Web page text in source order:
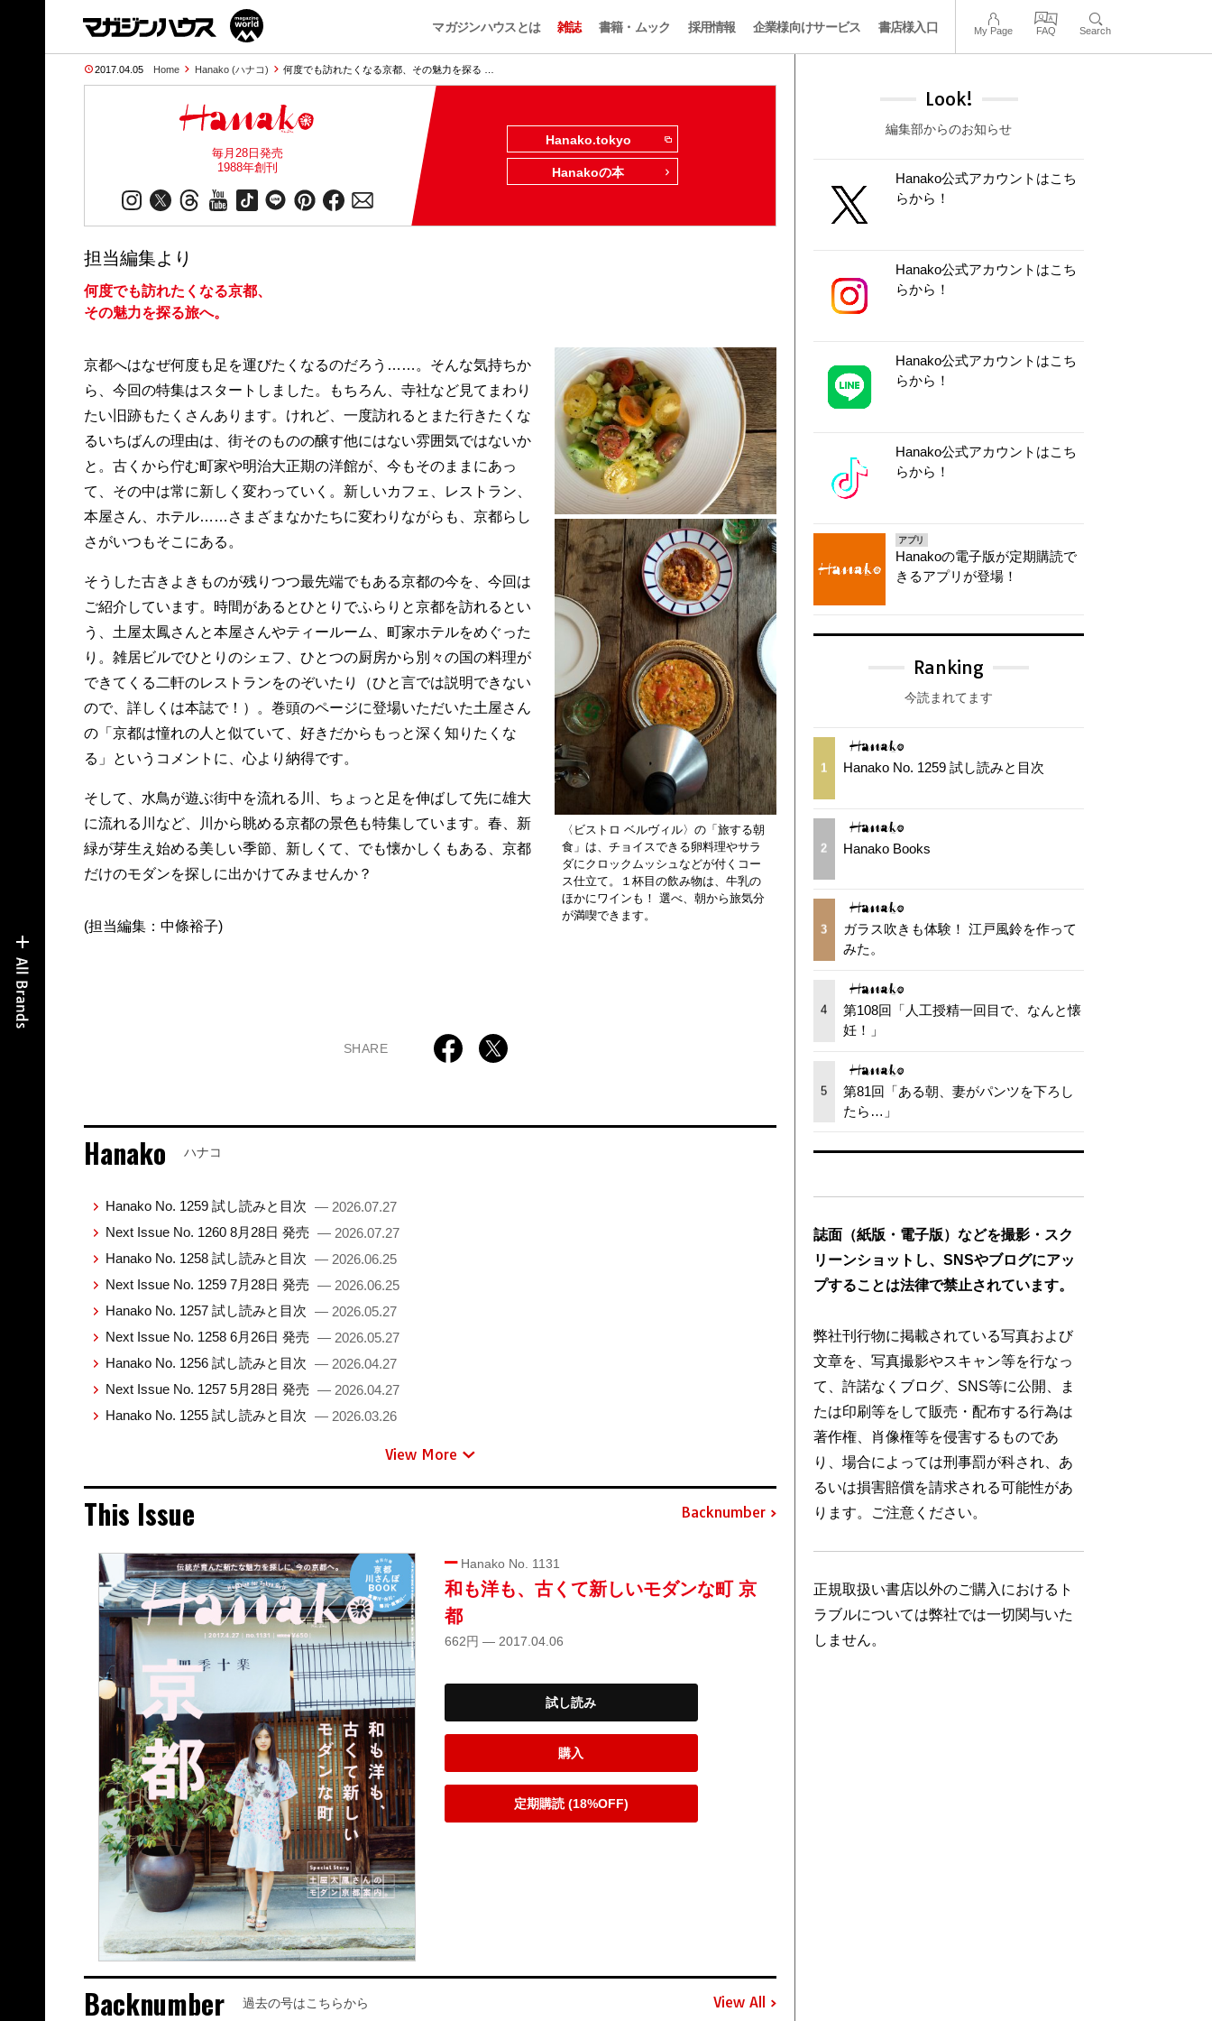
マガジンハウスとは 雑誌 書籍・ムック 採用情報 企業様向けサービス 書店様入口 My Page FAQ Search
2017.04.05 Home Hanako (ハナコ) 何度でも訪れたくなる京都、その魅力を探る …
毎月28日発売
1988年創刊
Hanako.tokyo
Hanakoの本
担当編集より
何度でも訪れたくなる京都、
その魅力を探る旅へ。
京都へはなぜ何度も足を運びたくなるのだろう……。そんな気持ちか
ら、今回の特集はスタートしました。もちろん、寺社など見てまわり
たい旧跡もたくさんあります。けれど、一度訪れるとまた行きたくな
るいちばんの理由は、街そのものの醸す他にはない雰囲気ではないか
と。古くから佇む町家や明治大正期の洋館が、今もそのままにあっ
て、その中は常に新しく変わっていく。新しいカフェ、レストラン、
本屋さん、ホテル……さまざまなかたちに変わりながらも、京都らし
さがいつもそこにある。
そうした古きよきものが残りつつ最先端でもある京都の今を、今回は
ご紹介しています。時間があるとひとりでふらりと京都を訪れるとい
う、土屋太鳳さんと本屋さんやティールーム、町家ホテルをめぐった
り。雑居ビルでひとりのシェフ、ひとつの厨房から別々の国の料理が
できてくる二軒のレストランをのぞいたり（ひと言では説明できない
ので、詳しくは本誌で！）。巻頭のページに登場いただいた土屋さん
の「京都は憧れの人と似ていて、好きだからもっと深く知りたくな
る」というコメントに、心より納得です。
そして、水鳥が遊ぶ街中を流れる川、ちょっと足を伸ばして先に雄大
に流れる川など、川から眺める京都の景色も特集しています。春、新
緑が芽生え始める美しい季節、新しくて、でも懐かしくもある、京都
だけのモダンを探しに出かけてみませんか？
(担当編集：中條裕子)
〈ビストロ ベルヴィル〉の「旅する朝
食」は、チョイスできる卵料理やサラ
ダにクロックムッシュなどが付くコー
ス仕立て。１杯目の飲み物は、牛乳の
ほかにワインも！ 選べ、朝から旅気分
が満喫できます。
SHARE
Hanako ハナコ
Hanako No. 1259 試し読みと目次 — 2026.07.27
Next Issue No. 1260 8月28日 発売 — 2026.07.27
Hanako No. 1258 試し読みと目次 — 2026.06.25
Next Issue No. 1259 7月28日 発売 — 2026.06.25
Hanako No. 1257 試し読みと目次 — 2026.05.27
Next Issue No. 1258 6月26日 発売 — 2026.05.27
Hanako No. 1256 試し読みと目次 — 2026.04.27
Next Issue No. 1257 5月28日 発売 — 2026.04.27
Hanako No. 1255 試し読みと目次 — 2026.03.26
View More
This Issue Backnumber
Hanako No. 1131
和も洋も、古くて新しいモダンな町 京
都
662円 — 2017.04.06
試し読み
購入
定期購読 (18%OFF)
Backnumber 過去の号はこちらから View All
Look!
編集部からのお知らせ
Hanako公式アカウントはこち
らから！
Hanako公式アカウントはこち
らから！
Hanako公式アカウントはこち
らから！
Hanako公式アカウントはこち
らから！
アプリ
Hanakoの電子版が定期購読で
きるアプリが登場！
Ranking
今読まれてます
1 Hanako No. 1259 試し読みと目次
2 Hanako Books
3
ガラス吹きも体験！ 江戸風鈴を作って
みた。
4
第108回「人工授精一回目で、なんと懐
妊！」
5
第81回「ある朝、妻がパンツを下ろし
たら…」
誌面（紙版・電子版）などを撮影・スク
リーンショットし、SNSやブログにアッ
プすることは法律で禁止されています。
弊社刊行物に掲載されている写真および
文章を、写真撮影やスキャン等を行なっ
て、許諾なくブログ、SNS等に公開、ま
たは印刷等をして販売・配布する行為は
著作権、肖像権等を侵害するものであ
り、場合によっては刑事罰が科され、あ
るいは損害賠償を請求される可能性があ
ります。ご注意ください。
正規取扱い書店以外のご購入におけるト
ラブルについては弊社では一切関与いた
しません。